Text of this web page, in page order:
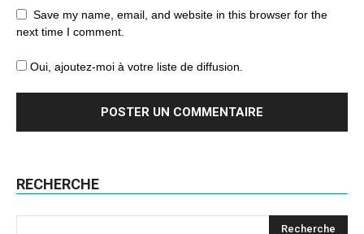
Save my name, email, and website in this browser for the
next time I comment.
Oui, ajoutez-moi à votre liste de diffusion.
RECHERCHE